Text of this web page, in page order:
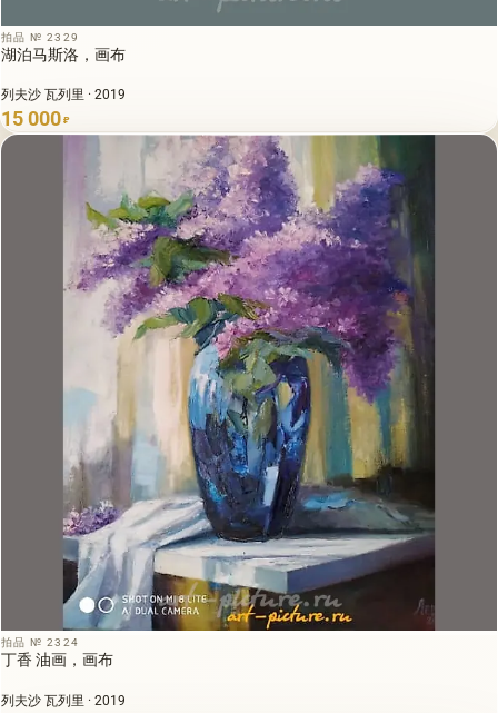
拍品 № 2329
湖泊马斯洛，画布
列夫沙 瓦列里 · 2019
15 000 ₽
拍品 № 2324
丁香 油画，画布
列夫沙 瓦列里 · 2019